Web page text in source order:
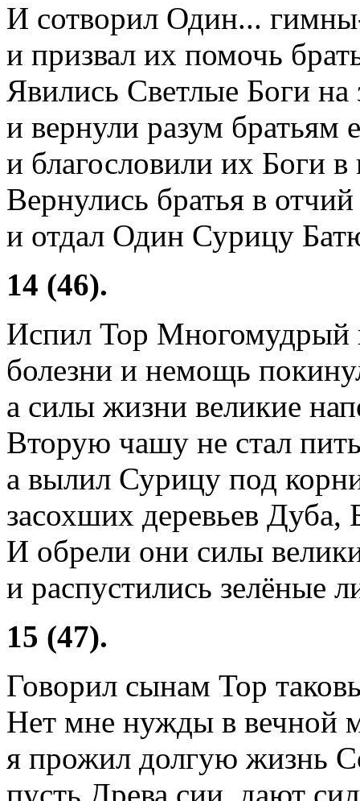
И сотворил Один...
и призвал их помочь
Явились Светлые Боги на
и вернули разум братьям
и благословили их Боги в
Вернулись братья в
и отдал Один Сурицу
14 (46).
Испил Тор Многомудрый
болезни и немощь
а силы жизни великие
Вторую чашу не стал
а вылил Сурицу под
засохших деревьев Дуба,
И обрели они силы
и распустились зелёные
15 (47).
Говорил сынам Тор
Нет мне нужды в вечной
я прожил долгую жизнь